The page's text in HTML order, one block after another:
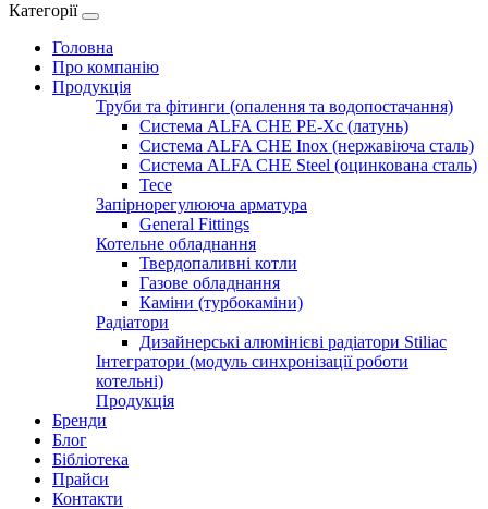
Категорії
Головна
Про компанію
Продукція
Труби та фітинги (опалення та водопостачання)
Система ALFA CHE PE-Xc (латунь)
Система ALFA CHE Inox (нержавіюча сталь)
Система ALFA CHE Steel (оцинкована сталь)
Tece
Запірнорегулююча арматура
General Fittings
Котельне обладнання
Твердопаливні котли
Газове обладнання
Каміни (турбокаміни)
Радіатори
Дизайнерські алюмінієві радіатори Stiliac
Інтегратори (модуль синхронізації роботи
котельні)
Продукція
Бренди
Блог
Бібліотека
Прайси
Контакти